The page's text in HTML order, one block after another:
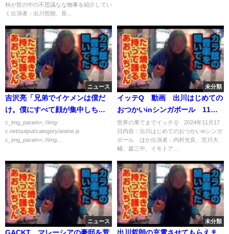
秋が世の中の不思議なな物事を紹介してい
く出演者：出川哲朗、長...
ニュース
吉沢亮「兄弟でイケメンは僕だ
け。僕にすべて顔が集中しちゃ
って」
c_img_param=; //img-
c.net/output/category/anime.js
c_img_param=; //img...
未分類
イッテQ 動画 出川はじめての
おつかいinシンガポール 11月
17日
世界の果てまでイッテＱ 2024年11月17
日内容：出川はじめてのおつかいinシンガ
ポール ほか出演者：内村光良、宮川大
輔、森三中、イモトア...
ニュース
GACKT、マレーシアの豪邸を荒
未分類
出川哲朗の充電させてもらえま